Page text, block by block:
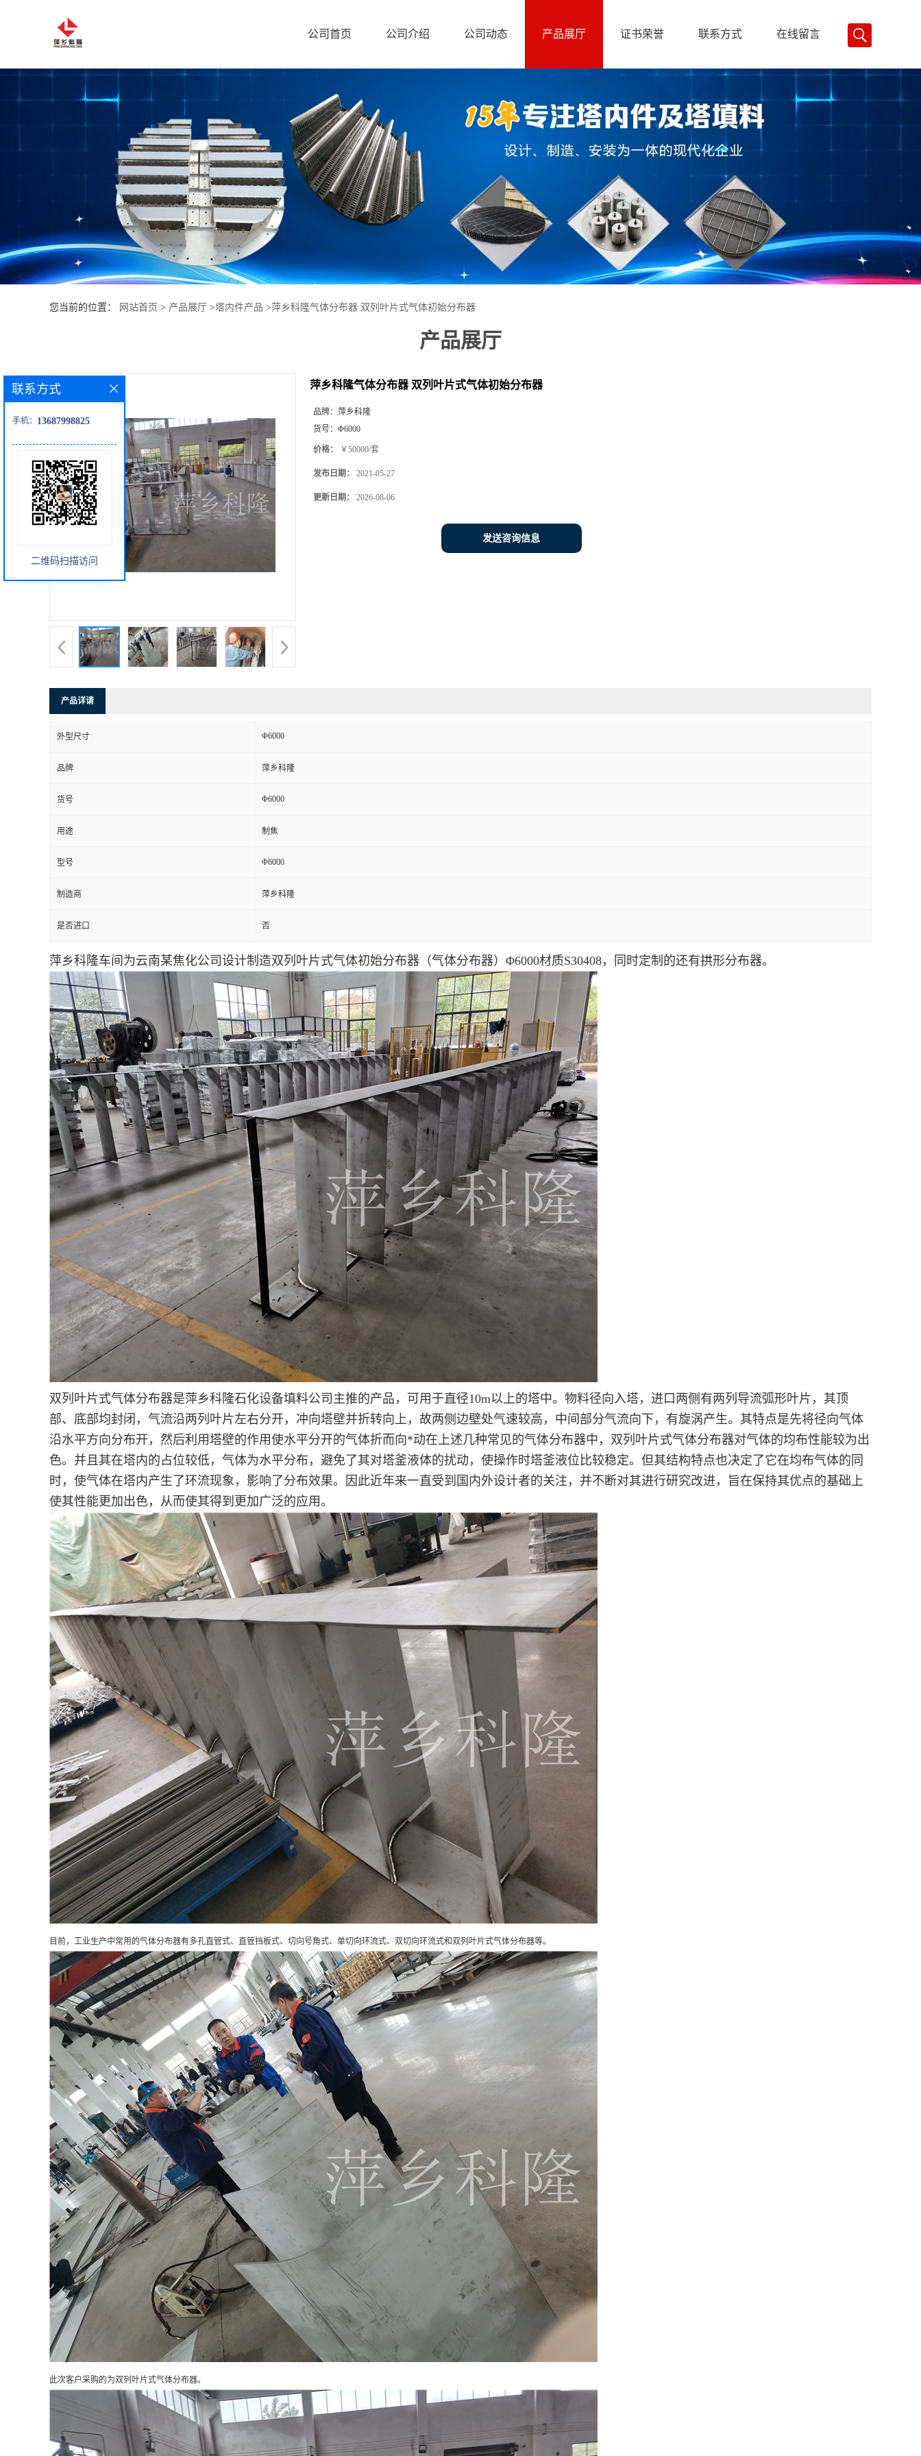
介
动
品
厅
公司首页 公司介绍 公司动态 产品展厅 证书荣誉 联系方式 在线留言
您当前的位置： 网站首页 > 产品展厅 >塔内件产品 >萍乡科隆气体分布器 双列叶片式气体初始分布器
产品展厅
萍乡科隆气体分布器 双列叶片式气体初始分布器
品牌： 萍乡科隆
货号： Φ6000
价格： ￥50000/套
发布日期： 2021-05-27
更新日期： 2026-08-06
发送咨询信息
产品详请
外型尺寸 Φ6000
品牌 萍乡科隆
货号 Φ6000
用途 制焦
型号 Φ6000
制造商 萍乡科隆
是否进口 否
萍乡科隆车间为云南某焦化公司设计制造双列叶片式气体初始分布器（气体分布器）Φ6000材质S30408，同时定制的还有拱形分布器。
双列叶片式气体分布器是萍乡科隆石化设备填料公司主推的产品，可用于直径10m以上的塔中。物料径向入塔，进口两侧有两列导流弧形叶片，其顶
部、底部均封闭，气流沿两列叶片左右分开，冲向塔壁并折转向上，故两侧边壁处气速较高，中间部分气流向下，有旋涡产生。其特点是先将径向气体
沿水平方向分布开，然后利用塔壁的作用使水平分开的气体折而向*动在上述几种常见的气体分布器中，双列叶片式气体分布器对气体的均布性能较为出
色。并且其在塔内的占位较低，气体为水平分布，避免了其对塔釜液体的扰动，使操作时塔釜液位比较稳定。但其结构特点也决定了它在均布气体的同
时，使气体在塔内产生了环流现象，影响了分布效果。因此近年来一直受到国内外设计者的关注，并不断对其进行研究改进，旨在保持其优点的基础上
使其性能更加出色，从而使其得到更加广泛的应用。
目前，工业生产中常用的气体分布器有多孔直管式、直管挡板式、切向号角式、单切向环流式、双切向环流式和双列叶片式气体分布器等。
此次客户采购的为双列叶片式气体分布器。
联系方式
手机： 13687998825
二维码扫描访问